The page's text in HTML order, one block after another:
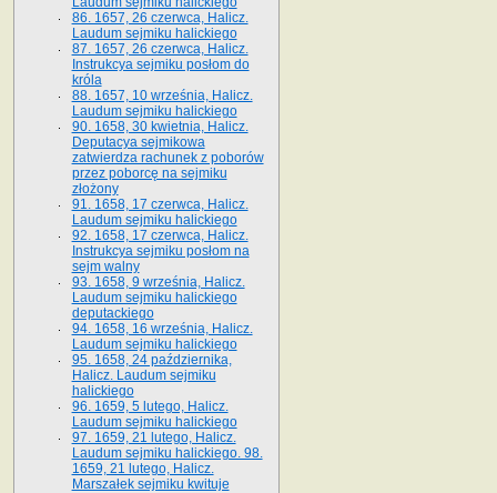
86. 1657, 26 czerwca, Halicz.
Laudum sejmiku halickiego
87. 1657, 26 czerwca, Halicz.
Instrukcya sejmiku posłom do
króla
88. 1657, 10 września, Halicz.
Laudum sejmiku halickiego
90. 1658, 30 kwietnia, Halicz.
Deputacya sejmikowa
zatwierdza rachunek z poborów
przez poborcę na sejmiku
złożony
91. 1658, 17 czerwca, Halicz.
Laudum sejmiku halickiego
92. 1658, 17 czerwca, Halicz.
Instrukcya sejmiku posłom na
sejm walny
93. 1658, 9 września, Halicz.
Laudum sejmiku halickiego
deputackiego
94. 1658, 16 września, Halicz.
Laudum sejmiku halickiego
95. 1658, 24 października,
Halicz. Laudum sejmiku
halickiego
96. 1659, 5 lutego, Halicz.
Laudum sejmiku halickiego
97. 1659, 21 lutego, Halicz.
Laudum sejmiku halickiego. 98.
1659, 21 lutego, Halicz.
Marszałek sejmiku kwituje